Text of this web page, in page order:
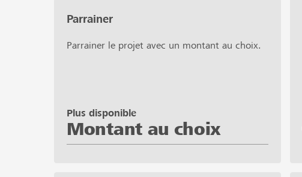
Parrainer
Parrainer le projet avec un montant au choix.
Montant au choix
Plus disponible